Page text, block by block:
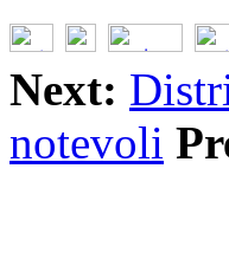
Next:
notevoli